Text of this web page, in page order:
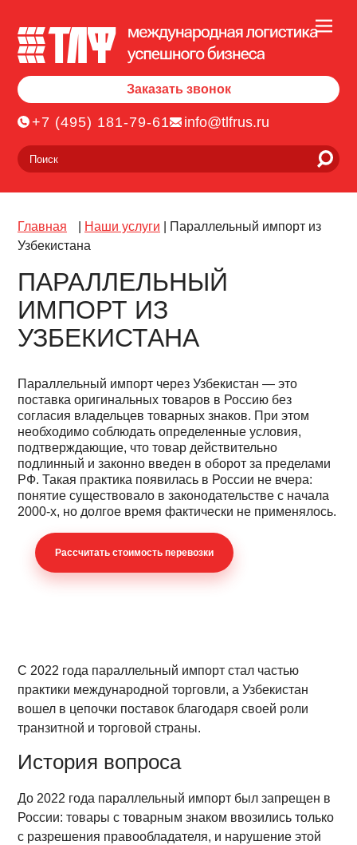
Заказать звонок
+7 (495) 181-79-61 info@tlfrus.ru
Главная Наши услуги
Параллельный импорт из
Узбекистана
ПАРАЛЛЕЛЬНЫЙ
ИМПОРТ ИЗ
УЗБЕКИСТАНА
Параллельный импорт через Узбекистан — это
поставка оригинальных товаров в Россию без
согласия владельцев товарных знаков. При этом
необходимо соблюдать определенные условия,
подтверждающие, что товар действительно
подлинный и законно введен в оборот за пределами
РФ. Такая практика появилась в России не вчера:
понятие существовало в законодательстве с начала
2000-х, но долгое время фактически не применялось.
Раcсчитать стоимость перевозки
С 2022 года параллельный импорт стал частью
практики международной торговли, а Узбекистан
вошел в цепочки поставок благодаря своей роли
транзитной и торговой страны.
История вопроса
До 2022 года параллельный импорт был запрещен в
России: товары с товарным знаком ввозились только
с разрешения правообладателя, и нарушение этой